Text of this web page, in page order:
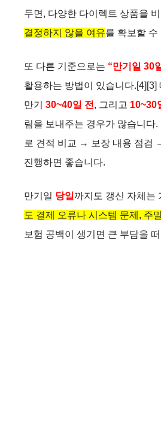
두면, 다양한 다이렉트 상품을
결정하지 않을 여유를 확보할 수
또 다른 기준으로는 “만기일 30
활용하는 방법이 있습니다.[4][3]
만기 30~40일 전 , 그리고 10~30
림을 보내주는 경우가 많습니다
로 견적 비교 → 보장 내용 점검
진행하면 좋습니다.
만기일 당일 까지도 갱신 자체는
도 결제 오류나 시스템 문제, 주
보험 공백이 생기면 큰 부담을